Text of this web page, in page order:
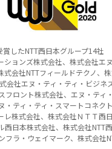
したNTT西日本グループ14社
ションズ株式会社、株式会社エ
式会社NTTフィールドテクノ、
会社エヌ・ティ・ティ・ビジネ
フロント株式会社、エヌ・ティ
・ティ・ティ・スマートコネク
レ株式会社、株式会社ＮＴＴ西
西日本株式会社、株式会社NTT
フラ・ウェイマーク、株式会社